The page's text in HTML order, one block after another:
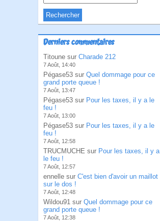
Derniers commentaires
Titoune sur Charade 212
7 Août, 14:40
Pégase53 sur Quel dommage pour ce
grand porte queue !
7 Août, 13:47
Pégase53 sur Pour les taxes, il y a le
feu !
7 Août, 13:00
Pégase53 sur Pour les taxes, il y a le
feu !
7 Août, 12:58
TRUCMUCHE sur Pour les taxes, il y a
le feu !
7 Août, 12:57
ennelle sur C'est bien d'avoir un maillot
sur le dos !
7 Août, 12:48
Wildou91 sur Quel dommage pour ce
grand porte queue !
7 Août, 12:38